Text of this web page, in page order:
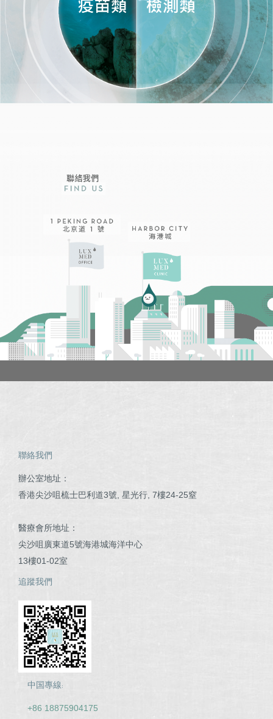
聯絡我們
辦公室地址：
香港尖沙咀梳士巴利道3號, 星光行, 7樓24-25窒
醫療會所地址：
尖沙咀廣東道5號海港城海洋中心
13樓01-02室
追蹤我們
中国專線:
+86 18875904175